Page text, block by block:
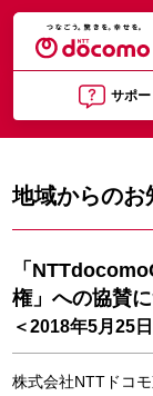
サポー
地域からのお
「
権」への協賛
＜2018年5月25
株式会社NTTドコ